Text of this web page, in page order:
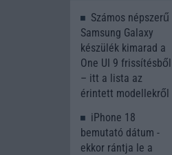
Számos népszerű
Samsung Galaxy
készülék kimarad a
One UI 9 frissítésből
– itt a lista az
érintett modellekről
iPhone 18
bemutató dátum -
ekkor rántja le a